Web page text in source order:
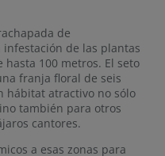
de
de las plantas
100 metros. El seto
franja floral de seis
hábitat atractivo no sólo
también para otros
cantores.
a esas zonas para